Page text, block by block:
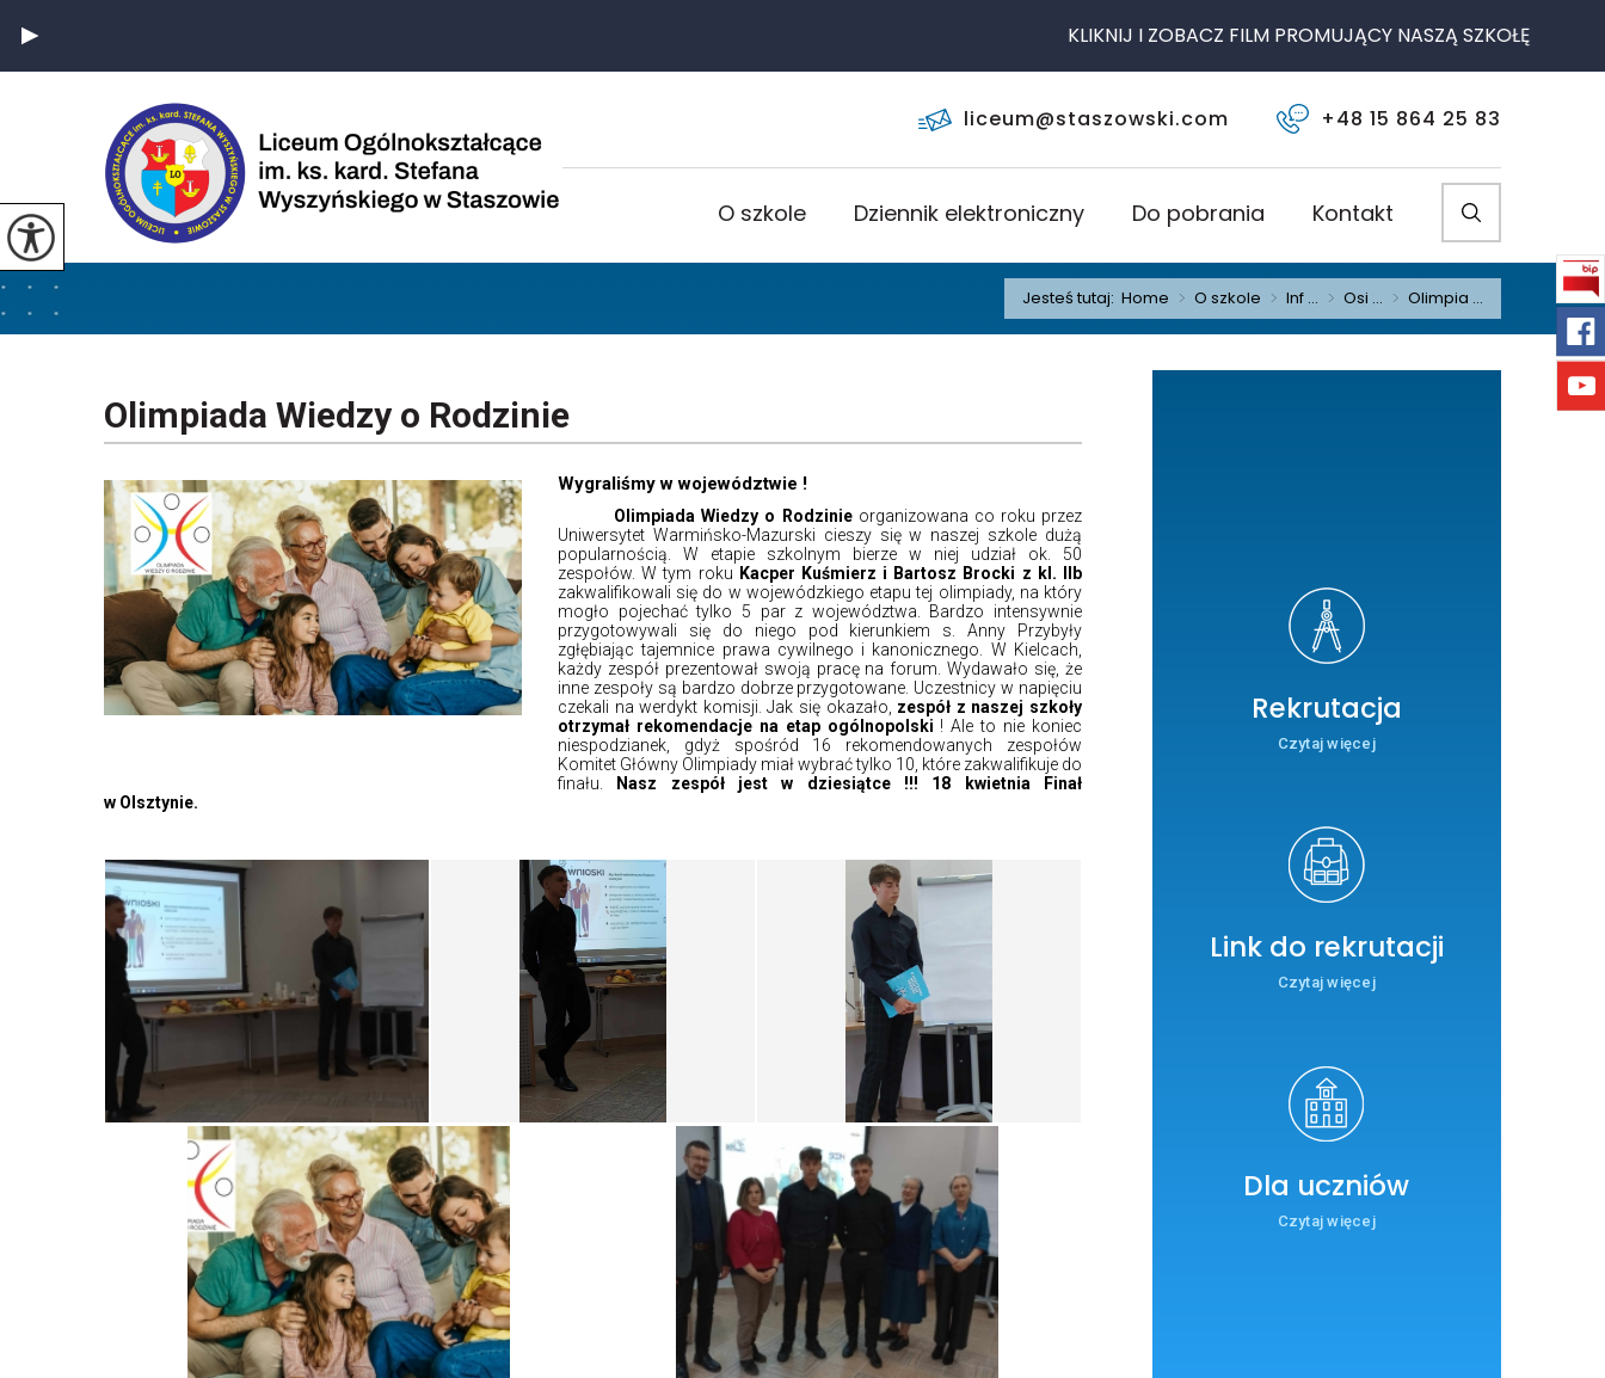
KLIKNIJ I ZOBACZ FILM PROMUJĄCY NASZĄ SZKOŁĘ
liceum@staszowski.com +48 15 864 25 83
O szkole Dziennik elektroniczny Do pobrania Kontakt
Jesteś tutaj: Home > O szkole > Inf ... > Osi ... > Olimpia ...
Olimpiada Wiedzy o Rodzinie
Wygraliśmy w województwie !
Olimpiada Wiedzy o Rodzinieorganizowana co roku przez
Uniwersytet Warmińsko-Mazurski cieszy się w naszej szkole dużą
popularnością. W etapie szkolnym bierze w niej udział ok. 50
zespołów. W tym roku Kacper Kuśmierz i Bartosz Brocki z kl. IIb
zakwalifikowali się do w wojewódzkiego etapu tej olimpiady, na który
mogło pojechać tylko 5 par z województwa. Bardzo intensywnie
przygotowywali się do niego pod kierunkiem s. Anny Przybyły
zgłębiając tajemnice prawa cywilnego i kanonicznego. W Kielcach,
każdy zespół prezentował swoją pracę na forum. Wydawało się, że
inne zespoły są bardzo dobrze przygotowane. Uczestnicy w napięciu
czekali na werdykt komisji. Jak się okazało, zespół z naszej szkoły
otrzymał rekomendacje na etap ogólnopolski ! Ale to nie koniec
niespodzianek, gdyż spośród 16 rekomendowanych zespołów
Komitet Główny Olimpiady miał wybrać tylko 10, które zakwalifikuje do
finału. Nasz zespół jest w dziesiątce !!!
18 kwietnia Finał
w Olsztynie.
Rekrutacja
Czytaj więcej
Link do rekrutacji
Czytaj więcej
Dla uczniów
Czytaj więcej